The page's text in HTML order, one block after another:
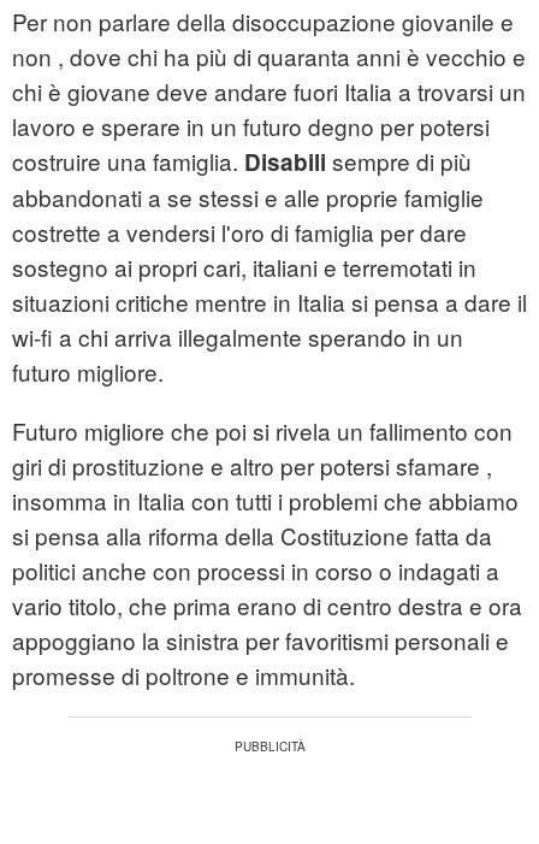
Per non parlare della disoccupazione giovanile e
non , dove chi ha più di quaranta anni è vecchio e
chi è giovane deve andare fuori Italia a trovarsi un
lavoro e sperare in un futuro degno per potersi
costruire una famiglia. Disabili sempre di più
abbandonati a se stessi e alle proprie famiglie
costrette a vendersi l'oro di famiglia per dare
sostegno ai propri cari, italiani e terremotati in
situazioni critiche mentre in Italia si pensa a dare il
wi-fi a chi arriva illegalmente sperando in un
futuro migliore.
Futuro migliore che poi si rivela un fallimento con
giri di prostituzione e altro per potersi sfamare ,
insomma in Italia con tutti i problemi che abbiamo
si pensa alla riforma della Costituzione fatta da
politici anche con processi in corso o indagati a
vario titolo, che prima erano di centro destra e ora
appoggiano la sinistra per favoritismi personali e
promesse di poltrone e immunità.